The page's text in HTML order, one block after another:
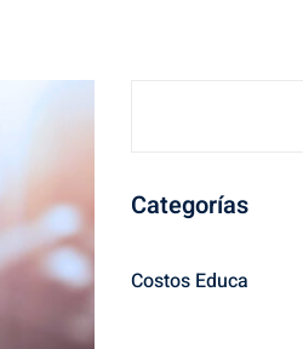
Categorías
Costos Educa